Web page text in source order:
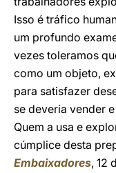
Isso é tráfico
um profundo
vezes toleramos
como um objeto,
para satisfazer
se deveria vender
Quem a usa e
cúmplice desta
Embaixadores, 12